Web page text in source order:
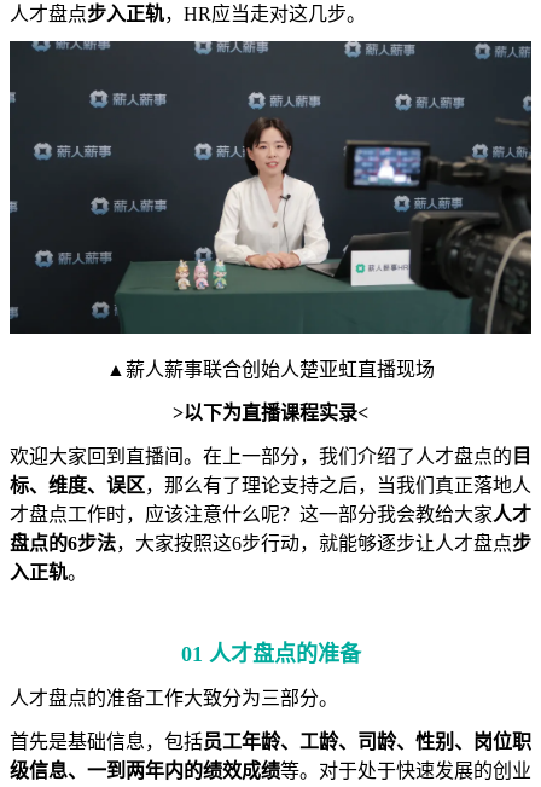
人才盘点步入正轨，HR应当走对这几步。
▲薪人薪事联合创始人楚亚虹直播现场
>以下为直播课程实录<
欢迎大家回到直播间。在上一部分，我们介绍了人才盘点的 目
标、维度、误区，那么有了理论支持之后，当我们真正落地人
才盘点工作时，应该注意什么呢？这一部分我会教给大家人才
盘点的6步法，大家按照这6步行动，就能够逐步让人才盘点步
入正轨。
01 人才盘点的准备
人才盘点的准备工作大致分为三部分。
首先是基础信息，包括员工年龄、工龄、司龄、性别、岗位职
级信息、一到两年内的绩效成绩等。对于处于快速发展的创业